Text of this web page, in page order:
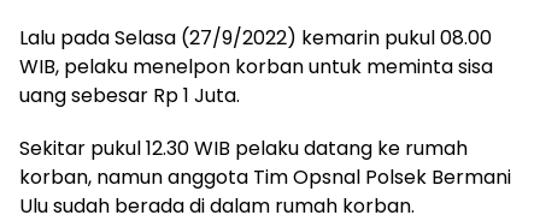
Lalu pada Selasa (27/9/2022) kemarin pukul 08.00
WIB, pelaku menelpon korban untuk meminta sisa
uang sebesar Rp 1 Juta.
Sekitar pukul 12.30 WIB pelaku datang ke rumah
korban, namun anggota Tim Opsnal Polsek Bermani
Ulu sudah berada di dalam rumah korban.